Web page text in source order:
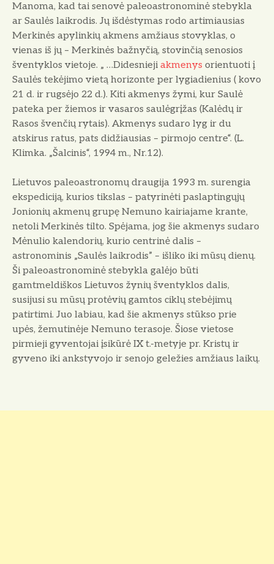
Manoma, kad tai senovė paleoastronominė stebykla
ar Saulės laikrodis. Jų išdėstymas rodo artimiausias
Merkinės apylinkių akmens amžiaus stovyklas, o
vienas iš jų – Merkinės bažnyčią, stovinčią senosios
šventyklos vietoje. „ …Didesnieji akmenys orientuoti į
Saulės tekėjimo vietą horizonte per lygiadienius ( kovo
21 d. ir rugsėjo 22 d.). Kiti akmenys žymi, kur Saulė
pateka per žiemos ir vasaros saulėgrįžas (Kalėdų ir
Rasos švenčių rytais). Akmenys sudaro lyg ir du
atskirus ratus, pats didžiausias – pirmojo centre“. (L.
Klimka. „Šalcinis“, 1994 m., Nr.12).
Lietuvos paleoastronomų draugija 1993 m. surengia
ekspediciją, kurios tikslas – patyrinėti paslaptingųjų
Jonionių akmenų grupę Nemuno kairiajame krante,
netoli Merkinės tilto. Spėjama, jog šie akmenys sudaro
Mėnulio kalendorių, kurio centrinė dalis –
astronominis „Saulės laikrodis” – išliko iki mūsų dienų.
Ši paleoastronominė stebykla galėjo būti
gamtmeldiškos Lietuvos žynių šventyklos dalis,
susijusi su mūsų protėvių gamtos ciklų stebėjimų
patirtimi. Juo labiau, kad šie akmenys stūkso prie
upės, žemutinėje Nemuno terasoje. Šiose vietose
pirmieji gyventojai įsikūrė IXt.-metyje pr. Kristų ir
gyveno iki ankstyvojo ir senojo geležies amžiaus laikų.